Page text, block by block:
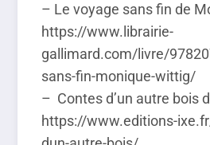
– Le voyage sans fin de
https://www.librairie-
gallimard.com/livre/
sans-fin-monique-wittig/
– Contes d’un autre bois
https://www.editions-